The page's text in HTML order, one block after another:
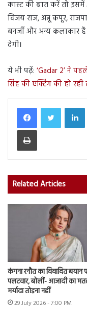
कास्ट की बात करें तो
विजय राज, अन्नू कपूर,
बनर्जी और अन्य कलाकार
देगी।
ये भी पढ़ें: ‘Gadar 2’ ने
सिंह की एक्टिंग की हो
Print
Related Articles
कंगना रनौत का विवादित बयान
पलटवार, बोलीं- आजादी का
मर्यादा तोड़ना नहीं
29 July 2026 - 7:00 PM